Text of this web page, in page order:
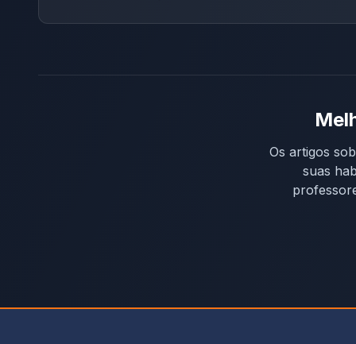
Redação Online antecipou o tema em
UESB 2026 A banca exigia que o candidato
hiperexposição digital, considerando: A
candidato a discutir o uso acima do saudável,
psicossocial, indicando prejuízos como: Esse
Os artigos
suas